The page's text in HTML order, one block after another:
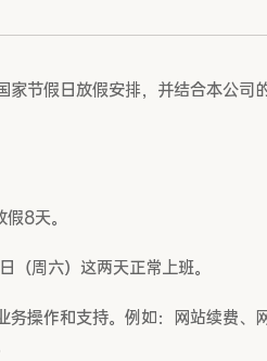
家节假日放假安排，并结合本公
8天。
周六）这两天正常上班。
务操作和支持。例如：网站续费、